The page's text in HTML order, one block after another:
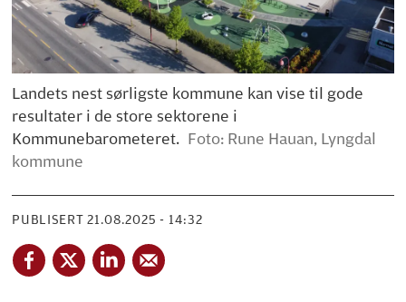
Landets nest sørligste kommune kan vise til gode
resultater i de store sektorene i
Kommunebarometeret. Foto: Rune Hauan, Lyngdal
kommune
PUBLISERT 21.08.2025 - 14:32